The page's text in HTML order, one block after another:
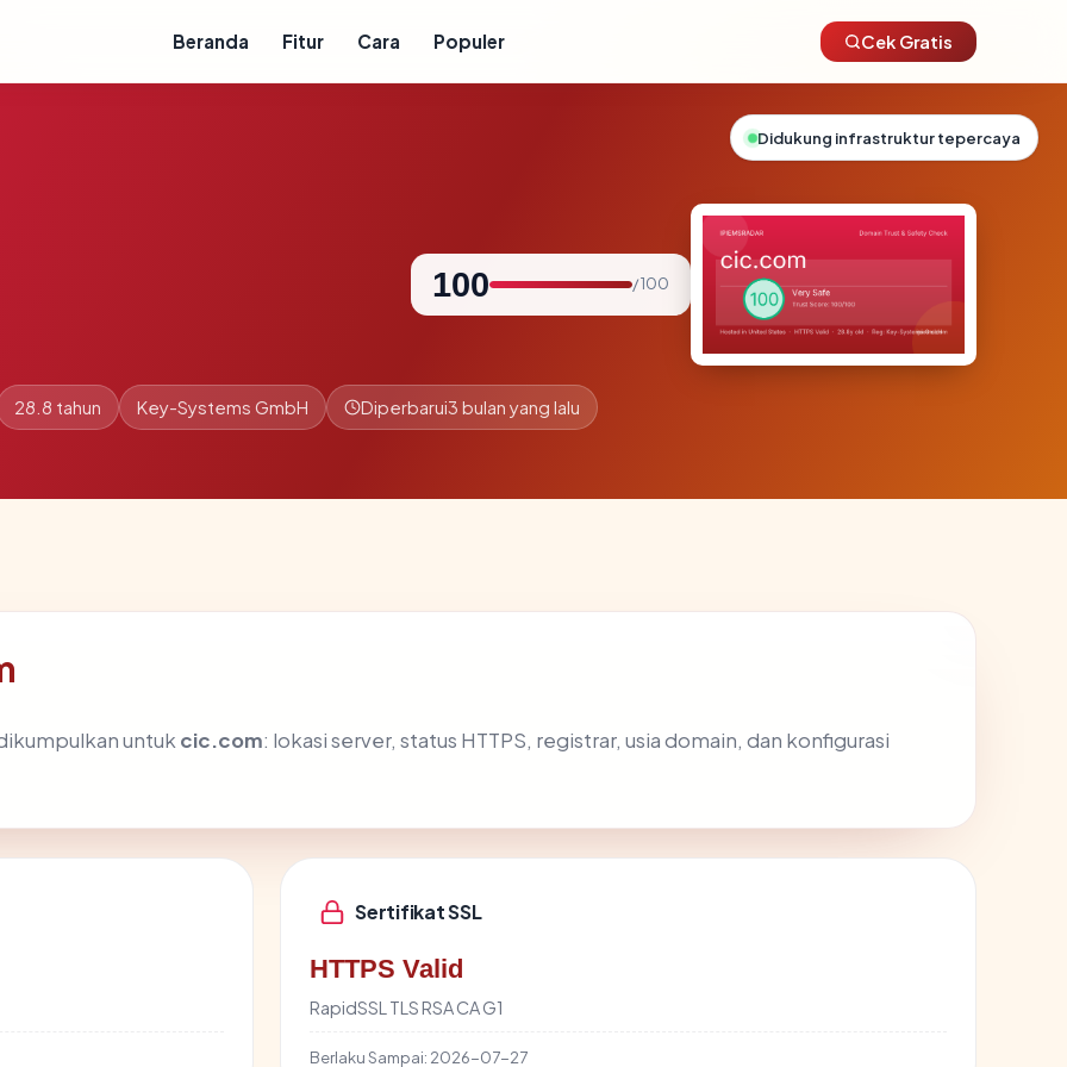
Beranda Fitur Cara Populer Cek Gratis
100 / 100
28.8 tahun Key-Systems GmbH Diperbarui3 bulan yang lalu
untuk cic.com: lokasi server, status HTTPS, registrar, usia domain, dan konfigurasi
Sertifikat SSL
HTTPS Valid
RapidSSL TLS RSA CA G1
Berlaku Sampai: 2026-07-27
Didukung infrastruktur tepercaya